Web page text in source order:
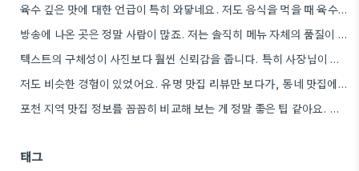
육수 깊은 맛에 대한 언급이 특히 와닿네요. 저도 음식을 먹을 때 육수의 깊은 맛을 중요하게…
방송에 나온 곳은 정말 사람이 많죠. 저는 솔직히 메뉴 자체의 품질이 더 중요하다고 생각해요.
텍스트의 구체성이 사진보다 훨씬 신뢰감을 줍니다. 특히 사장님이 직접 요리하는 곳을 찾는 게 좋은 전략인…
저도 비슷한 경험이 있었어요. 유명 맛집 리뷰만 보다가, 동네 맛집에서 훨씬 더 맛있는 음식을 먹고…
포천 지역 맛집 정보를 꼼꼼히 비교해 보는 게 정말 좋은 팁 같아요. 특히 커뮤니티 언급…
태그